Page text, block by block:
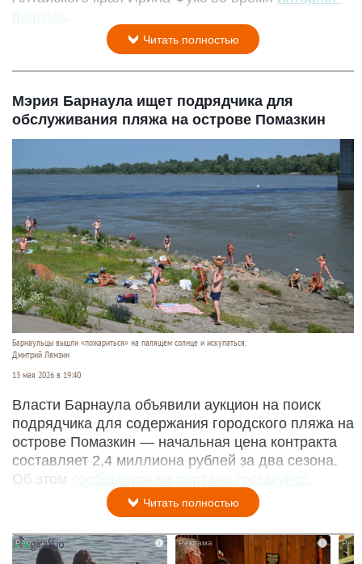
форума
Читать полностью
Мэрия Барнаула ищет подрядчика для
обслуживания пляжа на острове Помазкин
Барнаульцы вышли «пожариться» на палящем солнце и искупаться.
Дмитрий Лямзин
13 мая 2026 в 19:40
Власти Барнаула объявили аукцион на поиск
подрядчика для содержания городского пляжа на
острове Помазкин — начальная цена контракта
составляет 2,4 миллиона рублей за два сезона.
Об этом
сообщается на портале госзакупок.
Читать полностью
i